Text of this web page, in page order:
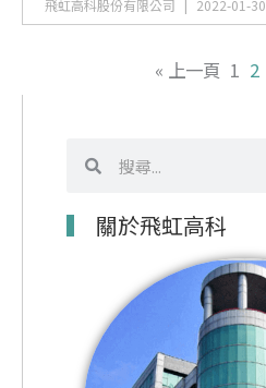
飛虹高科股份有限公司 2022-01-30
« 上一頁 1 2
尋
關於飛虹高科